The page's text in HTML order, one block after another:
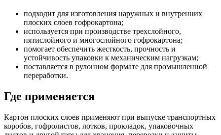
подходит для изготовления наружных и внутренних
плоских слоев гофрокартона;
используется при производстве трехслойного,
пятислойного и многослойного гофрокартона;
помогает обеспечить жесткость, прочность и
устойчивость упаковки к механическим нагрузкам;
поставляется в рулонном формате для промышленной
переработки.
Где применяется
Картон плоских слоев применяют при выпуске транспортных
коробов, гофролистов, лотков, прокладок, упаковочных